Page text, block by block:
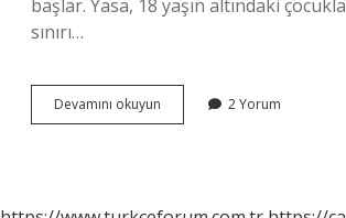
başlar. Yasa, 18 yaşın altındaki
sınırı…
Devamını okuyun
Cinsel
2 Yorum